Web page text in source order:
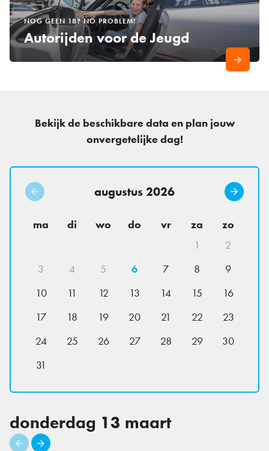
NOG GEEN 18? NO PROBLEM!
Autorijden voor de Jeugd
Bekijk de beschikbare data en plan jouw
onvergetelijke dag!
augustus 2026
ma di wo do vr za
zo
1
2
3
4 5 6 7 8
9
10
11 12 13 14 15
16
17
18 19 20 21 22
23
24
25 26 27 28 29
30
31
donderdag 13 maart